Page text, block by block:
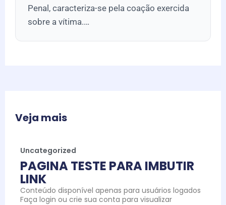
Penal, caracteriza-se pela coação exercida
sobre a vítima.…
Veja mais
Uncategorized
PAGINA TESTE PARA IMBUTIR
LINK
Conteúdo disponível apenas para usuários logados
Faça login ou crie sua conta para visualizar